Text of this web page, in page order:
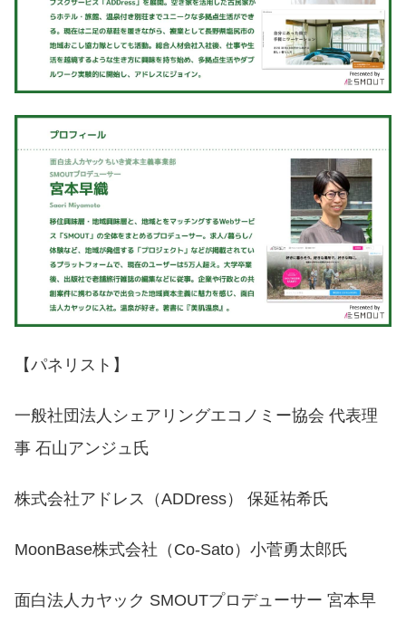
【パネリスト】
一般社団法人シェアリングエコノミー協会 代表理
事 石山アンジュ氏
株式会社アドレス（ADDress） 保延祐希氏
MoonBase株式会社（Co-Sato）小菅勇太郎氏
面白法人カヤック SMOUTプロデューサー 宮本早